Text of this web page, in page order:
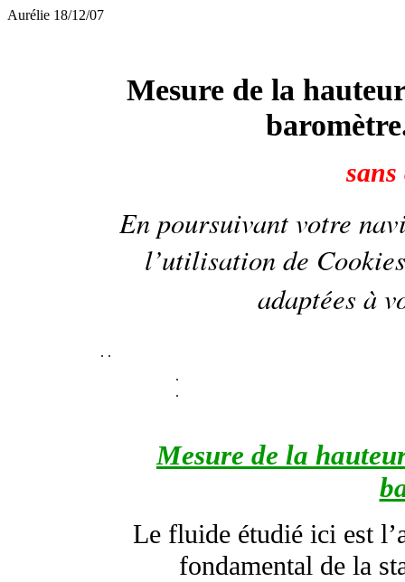
Aurélie 18/12/07
Mesure de la
En poursuivant votre
l’utilisation de Cookies
adaptées à
. .
.
.
Mesure de la
Le fluide étudié ici est
fondamental de la